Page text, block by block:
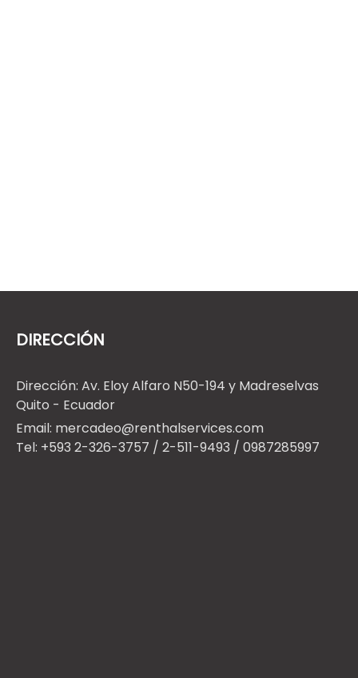
DIRECCIÓN
Dirección: Av. Eloy Alfaro N50-194 y Madreselvas
Quito - Ecuador
Email: mercadeo@renthalservices.com
Tel: +593 2-326-3757 / 2-511-9493 / 0987285997